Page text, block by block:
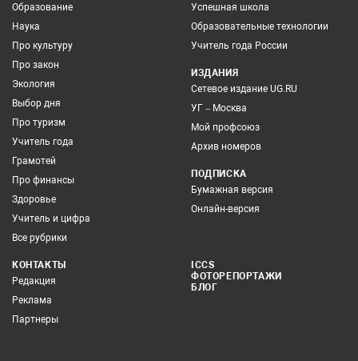
Образование
Наука
Про культуру
Про закон
Экология
Выбор дня
Про туризм
Учитель года
Грамотей
Про финансы
Здоровье
Учитель и цифра
Все рубрики
Успешная школа
Образовательные технологии
Учитель года России
ИЗДАНИЯ
Сетевое издание UG.RU
УГ – Москва
Мой профсоюз
Архив номеров
ПОДПИСКА
Бумажная версия
Онлайн-версия
КОНТАКТЫ
Редакция
Реклама
Партнеры
ICCS
ФОТОРЕПОРТАЖИ
БЛОГ